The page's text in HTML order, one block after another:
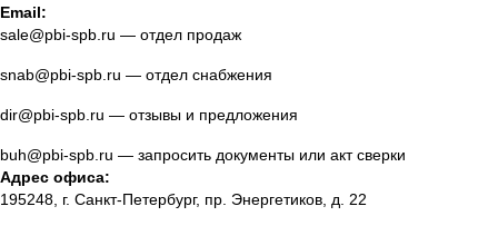
Email:
sale@pbi-spb.ru — отдел продаж
snab@pbi-spb.ru — отдел снабжения
dir@pbi-spb.ru — отзывы и предложения
buh@pbi-spb.ru — запросить документы или акт сверки
Адрес офиса:
195248, г. Санкт-Петербург, пр. Энергетиков, д. 22